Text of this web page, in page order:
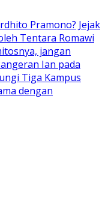
Pramono? Jejak
Tentara Romawi
jangan
Ian pada
Tiga Kampus
dengan